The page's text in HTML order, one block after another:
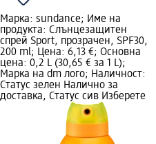
Марка: sundance; Име на
продукта: Слънцезащитен
спрей Sport, прозрачен, SPF30,
200 ml; Цена: 6,13 €; Основна
цена: 0,2 L (30,65 € за 1 L);
Марка на dm лого; Наличност:
Статус зелен Налично за
доставка, Статус сив Изберете